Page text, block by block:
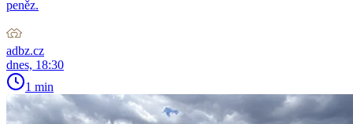
peněz.
adbz.cz
dnes, 18:30
1 min